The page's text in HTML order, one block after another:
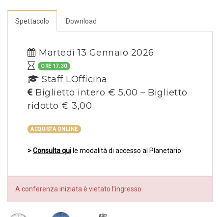
Spettacolo Download
Martedì 13 Gennaio 2026
ORE 17.30
Staff LOfficina
Biglietto intero € 5,00 – Biglietto
ridotto € 3,00
ACQUISTA ONLINE
>Consulta qui le modalità di accesso al Planetario
A conferenza iniziata è vietato l’ingresso.